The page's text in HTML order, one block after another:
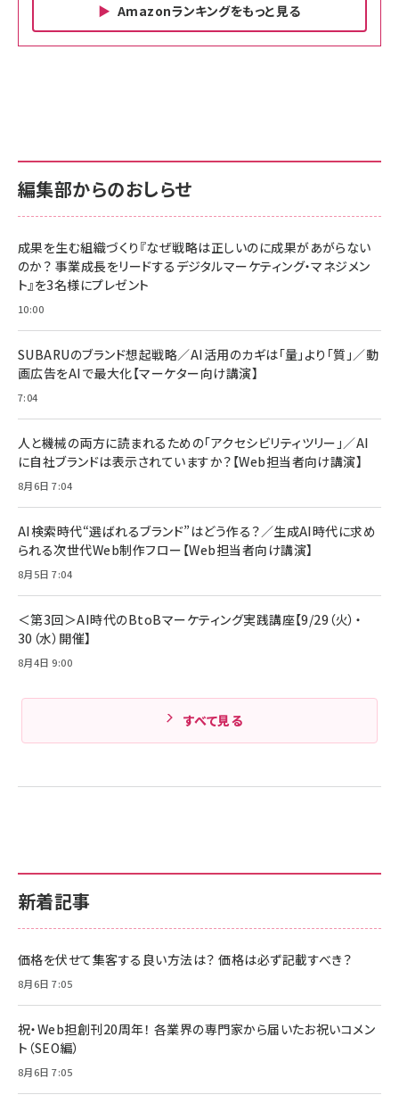
Amazonランキングをもっと見る
￥880
anan(アンアン)2026/06/24号 No.2500増刊
スペシャルエディション[王道エンタメの矜持／
￥1,100
anan(アンアン)2026/07/08号 No.2502[2026
￥880
ママ投資家が育休中に１億貯めた株式投資
組織の成果を最大化する ルールのデザイン
￥1,980
Amazonランキングをもっと見る
サポート正規品 メーカー保証5年 KLMEA128G
NIMASO ガラスフィルム iPhone 17 用 保護フィ
すい ガイド枠付き いPhone17 (6.3インチ) 対応
2枚セット DSP25F1698
￥1,599
￥6,980
全ワイヤレスイヤホン/アクティブノイズキャンセリ
技術基準適合】ブラック
￥5,990
ケーブル Anker絡まないケーブル 240W 結束バン
ド付き USB PD対応 シリコン素材採用 iPhone
17 / 16 / 15 / Galaxy iPad Pro MacBook
Pro/Air 各種対応 (1.8m ミッドナイトブラック)
￥1,890
サポート正規品 メーカー保証5年 KLMEA128G
Amazon eギフトカード - Amazonロゴ - クラ
￥5,000
Anker PowerLine III Flow USB-C & USB-C
Pro/Air 各種対応 (1.8m ミッドナイトブラック)
￥1,890
サッポロ 生ビール 黒ラベル 350ml 缶 24本 ビー
ル ケース買い【6/30応募〆切! 黒ラベルビヤセラー
￥4,857
新着記事
価格を伏せて集客する良い方法は？ 価格は必ず記載すべき？
8月6日 7:05
祝・Web担創刊20周年！ 各業界の専門家から届いたお祝いコメン
ト（SEO編）
8月6日 7:05
編集部からのおしらせ
成果を生む組織づくり『なぜ戦略は正しいのに成果があがらない
のか？ 事業成長をリードするデジタルマーケティング・マネジメン
ト』を3名様にプレゼント
10:00
SUBARUのブランド想起戦略／AI活用のカギは「量」より「質」／動
画広告をAIで最大化【マーケター向け講演】
7:04
人と機械の両方に読まれるための「アクセシビリティツリー」／AI
に自社ブランドは表示されていますか？【Web担当者向け講演】
8月6日 7:04
AI検索時代“選ばれるブランド”はどう作る？／生成AI時代に求め
られる次世代Web制作フロー【Web担当者向け講演】
8月5日 7:04
＜第3回＞AI時代のBtoBマーケティング実践講座【9/29（火）・
30（水）開催】
8月4日 9:00
すべて見る